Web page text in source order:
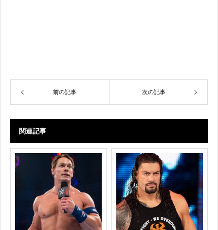
前の記事 次の記事
関連記事